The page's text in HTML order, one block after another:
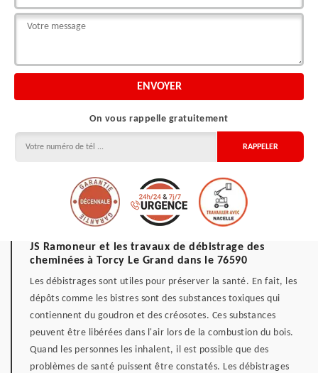
On vous rappelle gratuitement
JS Ramoneur et les travaux de débistrage des
cheminées à Torcy Le Grand dans le 76590
Les débistrages sont utiles pour préserver la santé. En fait, les
dépôts comme les bistres sont des substances toxiques qui
contiennent du goudron et des créosotes. Ces substances
peuvent être libérées dans l'air lors de la combustion du bois.
Quand les personnes les inhalent, il est possible que des
problèmes de santé puissent être constatés. Les débistrages